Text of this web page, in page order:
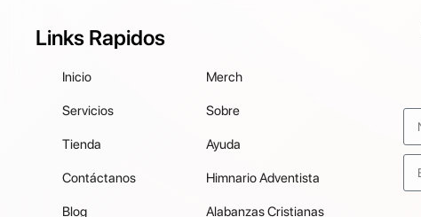
Links Rapidos
Inicio
Servicios
Tienda
Contáctanos
Blog
Merch
Sobre
Ayuda
Himnario Adventista
Alabanzas Cristianas